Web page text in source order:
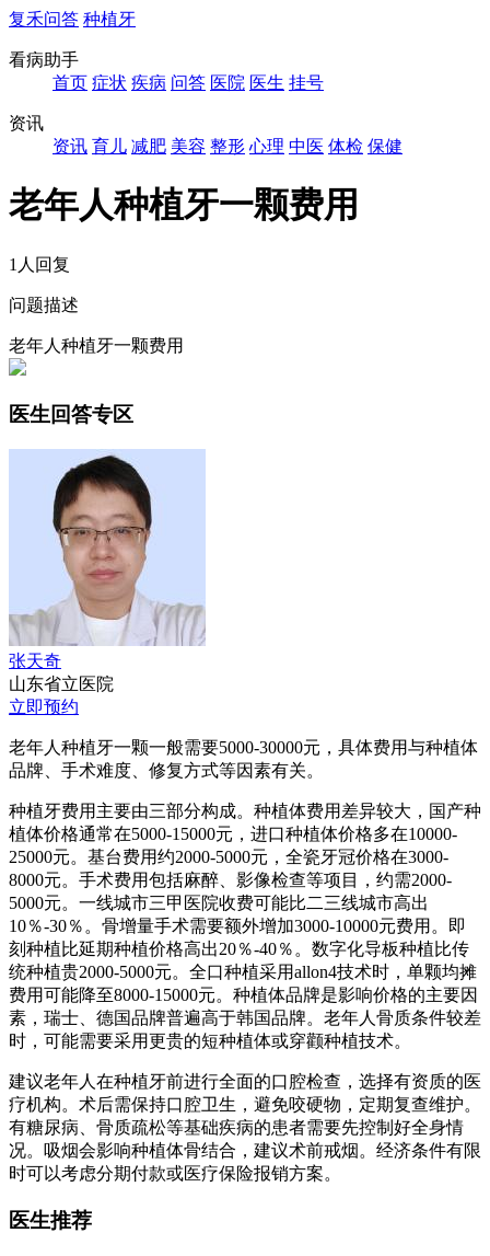
复禾问答 种植牙
看病助手
首页 症状 疾病 问答 医院 医生 挂号
资讯
资讯 育儿 减肥 美容 整形 心理 中医 体检 保健
老年人种植牙一颗费用
1人回复
问题描述
老年人种植牙一颗费用
医生回答专区
张天奇
山东省立医院
立即预约
老年人种植牙一颗一般需要5000-30000元，具体费用与种植体
品牌、手术难度、修复方式等因素有关。
种植牙费用主要由三部分构成。种植体费用差异较大，国产种
植体价格通常在5000-15000元，进口种植体价格多在10000-
25000元。基台费用约2000-5000元，全瓷牙冠价格在3000-
8000元。手术费用包括麻醉、影像检查等项目，约需2000-
5000元。一线城市三甲医院收费可能比二三线城市高出
10％-30％。骨增量手术需要额外增加3000-10000元费用。即
刻种植比延期种植价格高出20％-40％。数字化导板种植比传
统种植贵2000-5000元。全口种植采用allon4技术时，单颗均摊
费用可能降至8000-15000元。种植体品牌是影响价格的主要因
素，瑞士、德国品牌普遍高于韩国品牌。老年人骨质条件较差
时，可能需要采用更贵的短种植体或穿颧种植技术。
建议老年人在种植牙前进行全面的口腔检查，选择有资质的医
疗机构。术后需保持口腔卫生，避免咬硬物，定期复查维护。
有糖尿病、骨质疏松等基础疾病的患者需要先控制好全身情
况。吸烟会影响种植体骨结合，建议术前戒烟。经济条件有限
时可以考虑分期付款或医疗保险报销方案。
医生推荐